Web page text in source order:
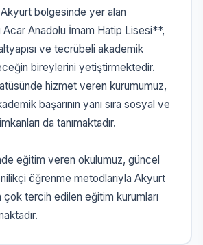
bölgesinde yer alan
Anadolu İmam Hatip Lisesi**,
ve tecrübeli akademik
bireylerini yetiştirmektedir.
hizmet veren kurumumuz,
başarının yanı sıra sosyal ve
da tanımaktadır.
eğitim veren okulumuz, güncel
öğrenme metodlarıyla Akyurt
tercih edilen eğitim kurumları